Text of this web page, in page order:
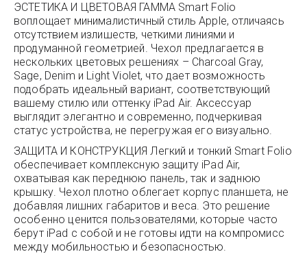
ЭСТЕТИКА И ЦВЕТОВАЯ ГАММА Smart Folio
воплощает минималистичный стиль Apple, отличаясь
отсутствием излишеств, четкими линиями и
продуманной геометрией. Чехол предлагается в
нескольких цветовых решениях – Charcoal Gray,
Sage, Denim и Light Violet, что дает возможность
подобрать идеальный вариант, соответствующий
вашему стилю или оттенку iPad Air. Аксессуар
выглядит элегантно и современно, подчеркивая
статус устройства, не перегружая его визуально.
ЗАЩИТА И КОНСТРУКЦИЯ Легкий и тонкий Smart Folio
обеспечивает комплексную защиту iPad Air,
охватывая как переднюю панель, так и заднюю
крышку. Чехол плотно облегает корпус планшета, не
добавляя лишних габаритов и веса. Это решение
особенно ценится пользователями, которые часто
берут iPad с собой и не готовы идти на компромисс
между мобильностью и безопасностью.